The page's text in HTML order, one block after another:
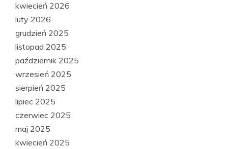
kwiecień 2026
luty 2026
grudzień 2025
listopad 2025
październik 2025
wrzesień 2025
sierpień 2025
lipiec 2025
czerwiec 2025
maj 2025
kwiecień 2025